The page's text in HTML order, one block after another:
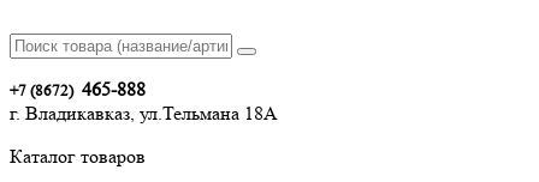
+7 (8672) 465-888
г. Владикавказ, ул.Тельмана 18А
Каталог товаров